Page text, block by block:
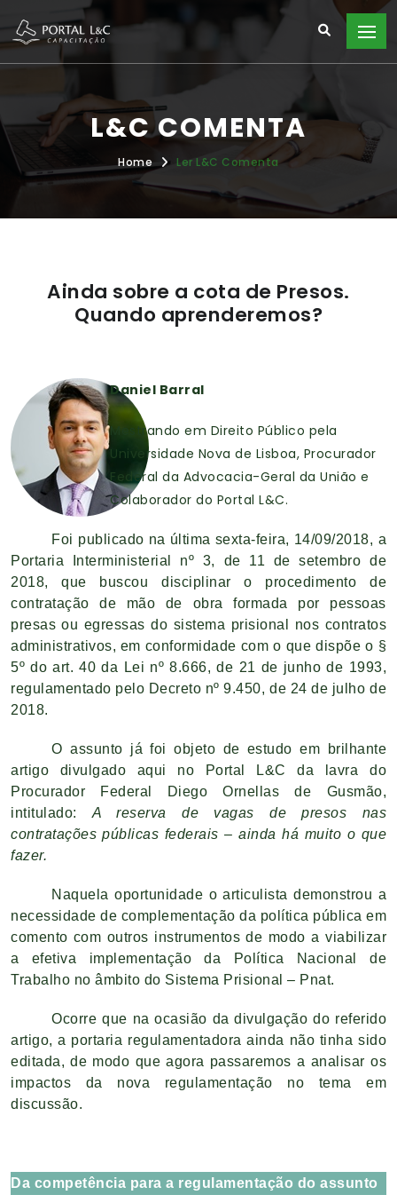
L&C COMENTA
Home Ler L&C Comenta
Ainda sobre a cota de Presos.
Quando aprenderemos?
Daniel Barral
Mestrando em Direito Público pela
Universidade Nova de Lisboa, Procurador
Federal da Advocacia-Geral da União e
Colaborador do Portal L&C.
Foi publicado na última sexta-feira, 14/09/2018, a
Portaria Interministerial nº 3, de 11 de setembro de
2018, que buscou disciplinar o procedimento de
contratação de mão de obra formada por pessoas
presas ou egressas do sistema prisional nos contratos
administrativos, em conformidade com o que dispõe o §
5º do art. 40 da Lei nº 8.666, de 21 de junho de 1993,
regulamentado pelo Decreto nº 9.450, de 24 de julho de
2018.
O assunto já foi objeto de estudo em brilhante
artigo divulgado aqui no Portal L&C da lavra do
Procurador Federal Diego Ornellas de Gusmão,
intitulado: A reserva de vagas de presos nas
contratações públicas federais – ainda há muito o que
fazer.
Naquela oportunidade o articulista demonstrou a
necessidade de complementação da política pública em
comento com outros instrumentos de modo a viabilizar
a efetiva implementação da Política Nacional de
Trabalho no âmbito do Sistema Prisional – Pnat.
Ocorre que na ocasião da divulgação do referido
artigo, a portaria regulamentadora ainda não tinha sido
editada, de modo que agora passaremos a analisar os
impactos da nova regulamentação no tema em
discussão.
Da competência para a regulamentação do assunto